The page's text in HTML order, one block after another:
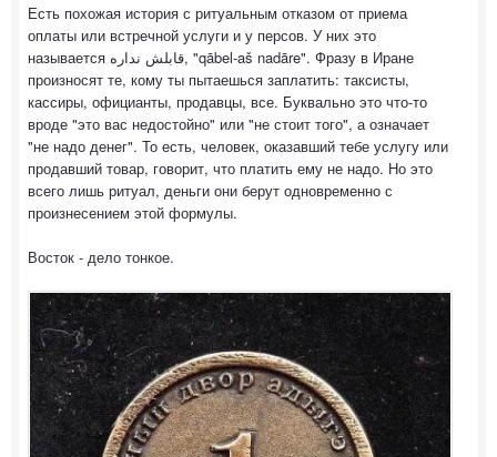
Есть похожая история с ритуальным отказом от приема
оплаты или встречной услуги и у персов. У них это
называется قابلش نداره, "qābel-aš nadāre". Фразу в Иране
произносят те, кому ты пытаешься заплатить: таксисты,
кассиры, официанты, продавцы, все. Буквально это что-то
вроде "это вас недостойно" или "не стоит того", а означает
"не надо денег". То есть, человек, оказавший тебе услугу или
продавший товар, говорит, что платить ему не надо. Но это
всего лишь ритуал, деньги они берут одновременно с
произнесением этой формулы.
Восток - дело тонкое.